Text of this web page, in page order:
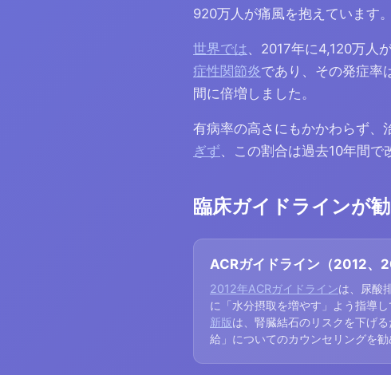
920万人が痛風を抱えています
世界では 、2017年に4,120万人
症性関節炎であり、その発症率
間に倍増しました。
有病率の高さにもかかわらず、
ぎず 、この割合は過去10年間で
臨床ガイドラインが
ACRガイドライン（2012、
2012年ACRガイドラインは、尿酸
に「水分摂取を増やす」よう指導し
新版は、腎臓結石のリスクを下げ
給」についてのカウンセリングを勧